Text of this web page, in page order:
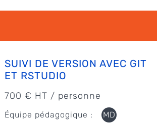
SUIVI DE VERSION AVEC GIT
ET RSTUDIO
700 € HT / personne
Équipe pédagogique : MD